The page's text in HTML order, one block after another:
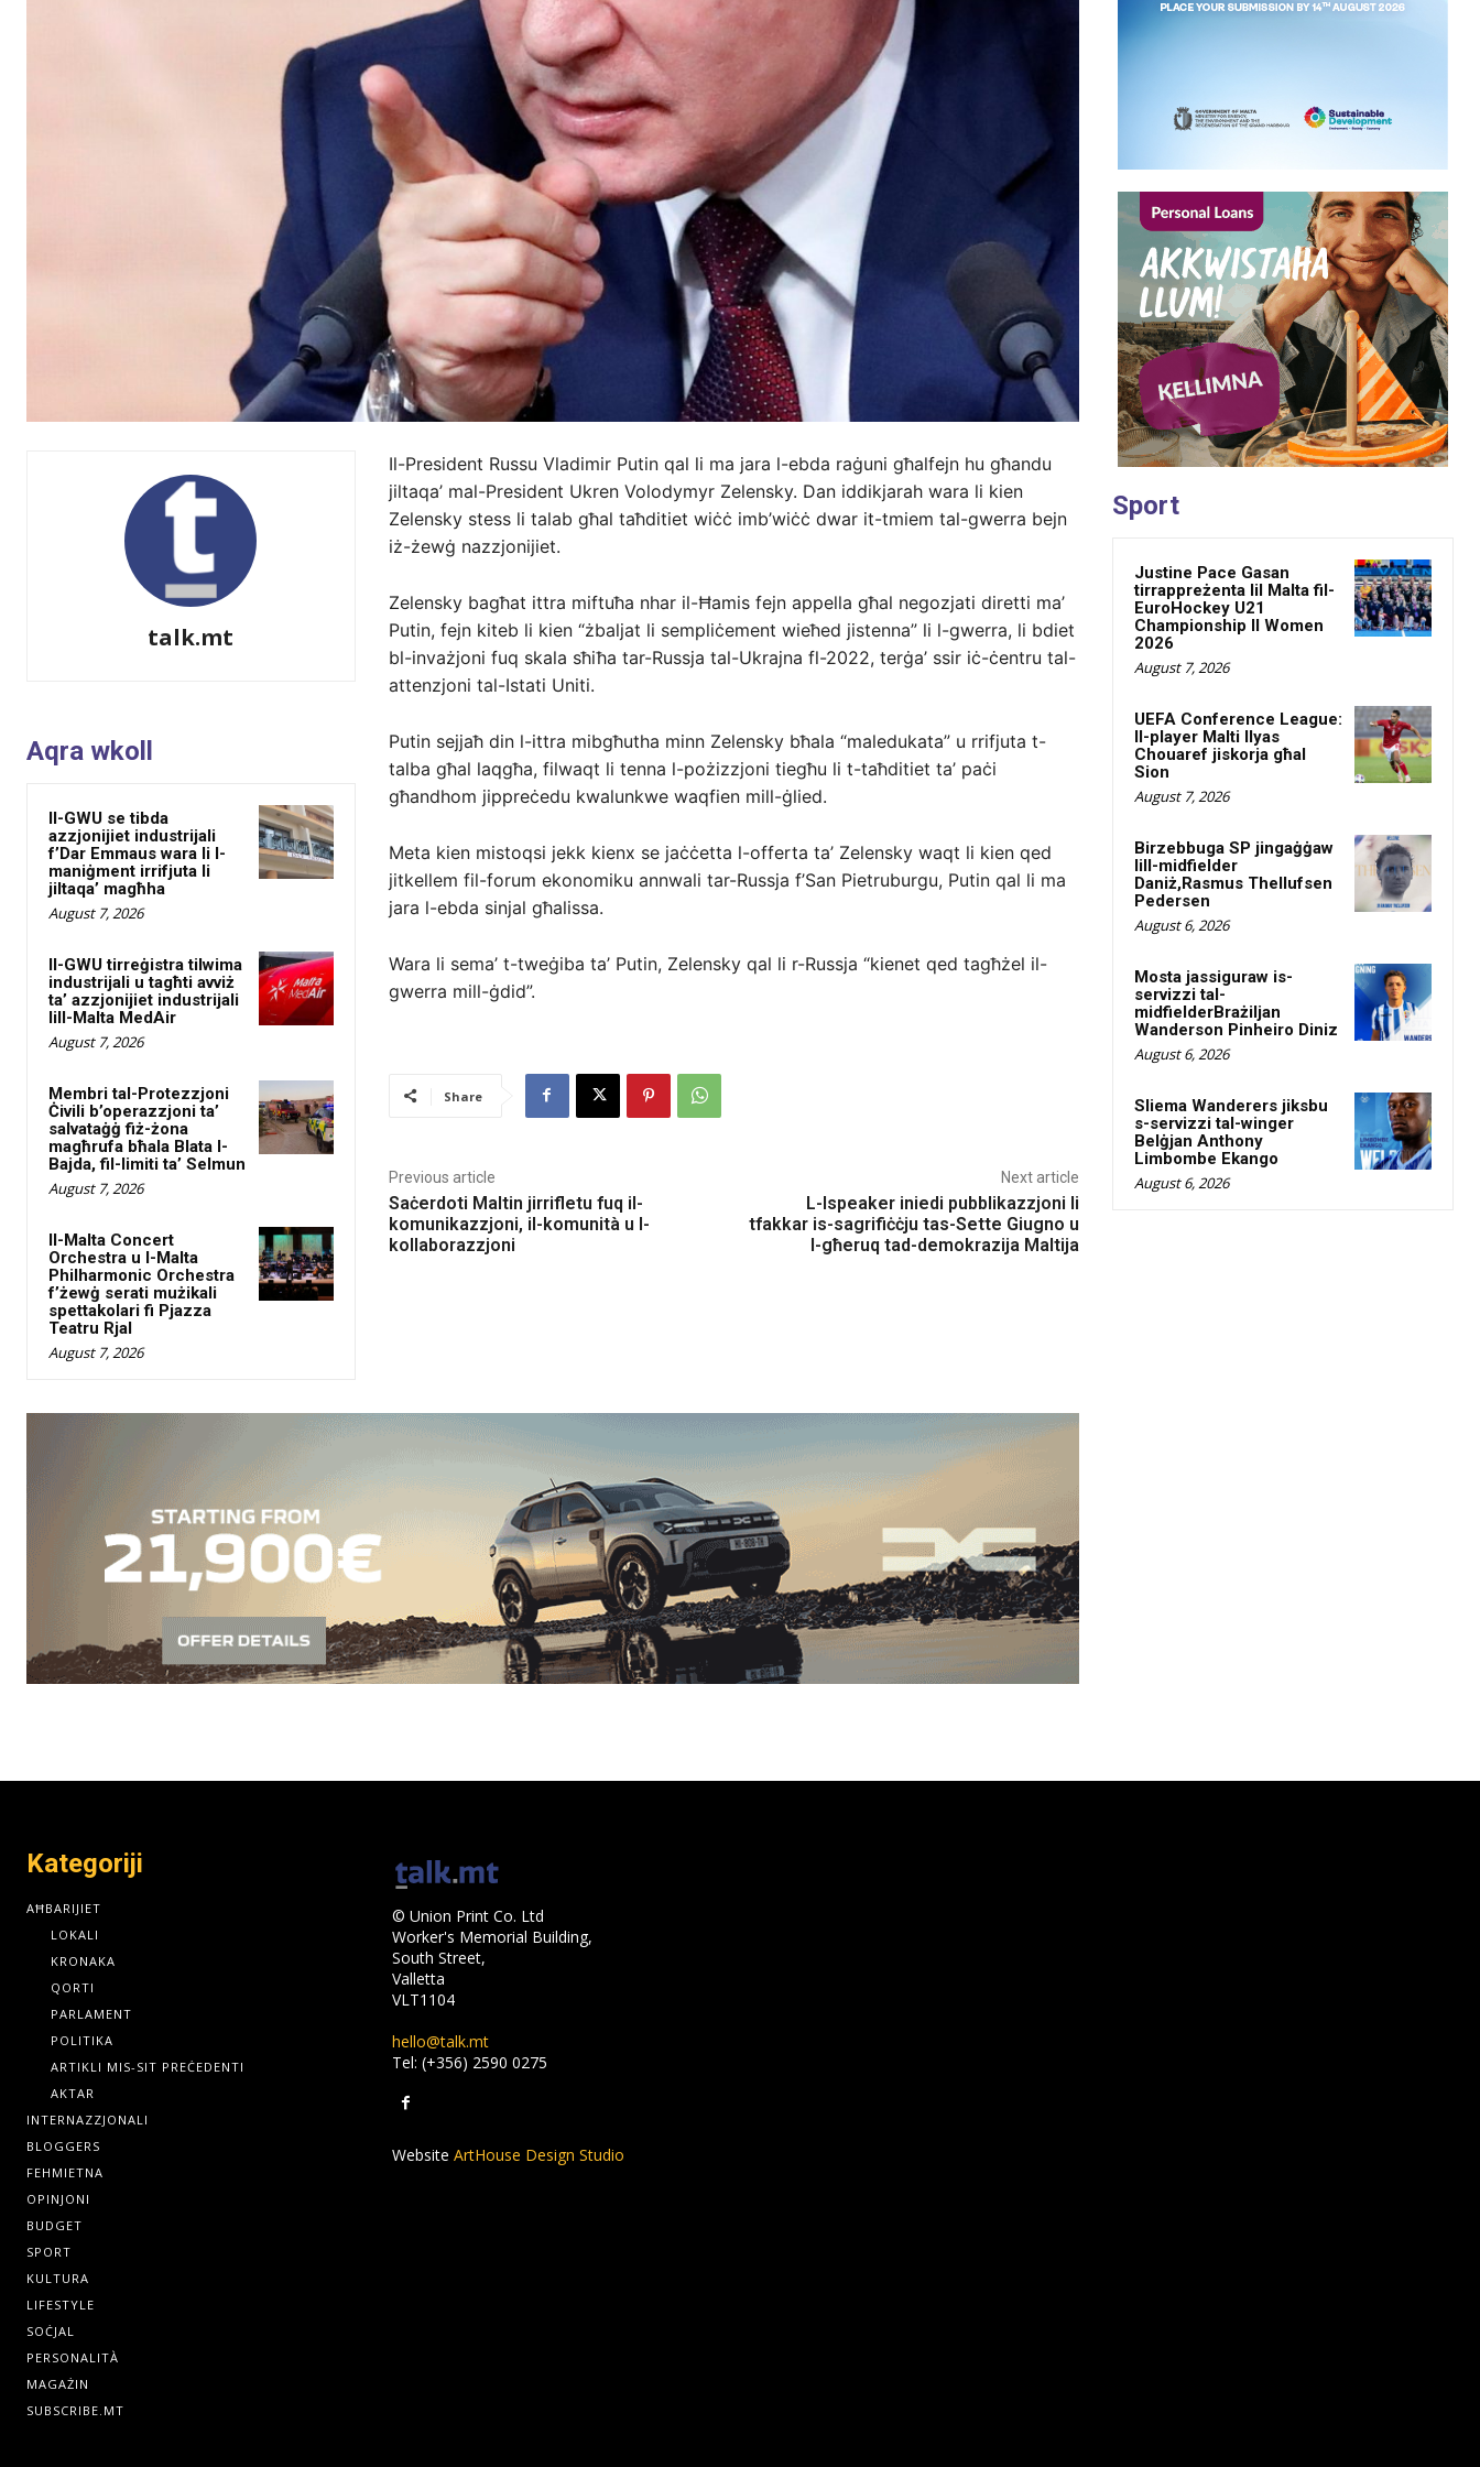
talk.mt
Aqra wkoll
Il-GWU se tibda
azzjonijiet industrijali
f’Dar Emmaus wara li l-
maniġment irrifjuta li
jiltaqa’ magħha
August 7, 2026
Il-GWU tirreġistra tilwima
industrijali u tagħti avviż
ta’ azzjonijiet industrijali
lill-Malta MedAir
August 7, 2026
Membri tal-Protezzjoni
Ċivili b’operazzjoni ta’
salvataġġ fiż-żona
magħrufa bħala Blata l-
Bajda, fil-limiti ta’ Selmun
August 7, 2026
Il-Malta Concert
Orchestra u l-Malta
Philharmonic Orchestra
f’żewġ serati mużikali
spettakolari fi Pjazza
Teatru Rjal
August 7, 2026
Il-President Russu Vladimir Putin qal li ma jara l-ebda raġuni għalfejn hu għandu
jiltaqa’ mal-President Ukren Volodymyr Zelensky. Dan iddikjarah wara li kien
Zelensky stess li talab għal taħditiet wiċċ imb’wiċċ dwar it-tmiem tal-gwerra bejn
iż-żewġ nazzjonijiet.
Zelensky bagħat ittra miftuħa nhar il-Ħamis fejn appella għal negozjati diretti ma’
Putin, fejn kiteb li kien “żbaljat li sempliċement wieħed jistenna” li l-gwerra, li bdiet
bl-invażjoni fuq skala sħiħa tar-Russja tal-Ukrajna fl-2022, terġa’ ssir iċ-ċentru tal-
attenzjoni tal-Istati Uniti.
Putin sejjaħ din l-ittra mibgħutha minn Zelensky bħala “maledukata” u rrifjuta t-
talba għal laqgħa, filwaqt li tenna l-pożizzjoni tiegħu li t-taħditiet ta’ paċi
għandhom jippreċedu kwalunkwe waqfien mill-ġlied.
Meta kien mistoqsi jekk kienx se jaċċetta l-offerta ta’ Zelensky waqt li kien qed
jitkellem fil-forum ekonomiku annwali tar-Russja f’San Pietruburgu, Putin qal li ma
jara l-ebda sinjal għalissa.
Wara li sema’ t-tweġiba ta’ Putin, Zelensky qal li r-Russja “kienet qed tagħżel il-
gwerra mill-ġdid”.
Share
Previous article
Saċerdoti Maltin jirrifletu fuq il-
komunikazzjoni, il-komunità u l-
kollaborazzjoni
Next article
L-Ispeaker iniedi pubblikazzjoni li
tfakkar is-sagrifiċċju tas-Sette Giugno u
l-għeruq tad-demokrazija Maltija
Sport
Justine Pace Gasan
tirrappreżenta lil Malta fil-
EuroHockey U21
Championship II Women
2026
August 7, 2026
UEFA Conference League:
Il-player Malti Ilyas
Chouaref jiskorja għal
Sion
August 7, 2026
Birzebbuga SP jingaġġaw
lill-midfielder
Daniż,Rasmus Thellufsen
Pedersen
August 6, 2026
Mosta jassiguraw is-
servizzi tal-
midfielderBrażiljan
Wanderson Pinheiro Diniz
August 6, 2026
Sliema Wanderers jiksbu
s-servizzi tal-winger
Belġjan Anthony
Limbombe Ekango
August 6, 2026
Kategoriji
AĦBARIJIET
LOKALI
KRONAKA
QORTI
PARLAMENT
POLITIKA
ARTIKLI MIS-SIT PREĊEDENTI
AKTAR
INTERNAZZJONALI
BLOGGERS
FEHMIETNA
OPINJONI
BUDGET
SPORT
KULTURA
LIFESTYLE
SOĊJAL
PERSONALITÀ
MAGAŻIN
SUBSCRIBE.MT
© Union Print Co. Ltd
Worker's Memorial Building,
South Street,
Valletta
VLT1104
hello@talk.mt
Tel: (+356) 2590 0275
Website ArtHouse Design Studio